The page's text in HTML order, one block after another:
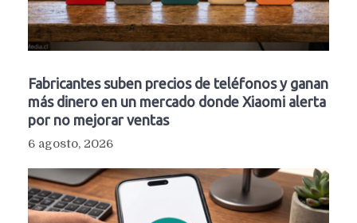
Fabricantes suben precios de teléfonos y ganan
más dinero en un mercado donde Xiaomi alerta
por no mejorar ventas
6 agosto, 2026